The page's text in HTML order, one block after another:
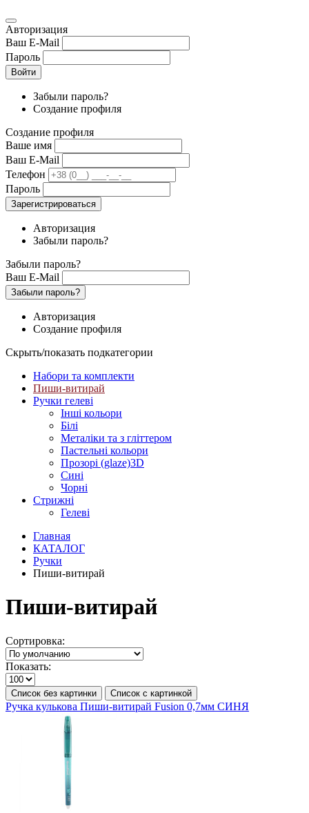
Авторизация
Ваш E-Mail
Пароль
Войти
Забыли пароль?
Создание профиля
Создание профиля
Ваше имя
Ваш E-Mail
Телефон
Пароль
Зарегистрироваться
Авторизация
Забыли пароль?
Забыли пароль?
Ваш E-Mail
Забыли пароль?
Авторизация
Создание профиля
Скрыть/показать подкатегории
Набори та комплекти
Пиши-витирай
Ручки гелеві
Інші кольори
Білі
Металіки та з гліттером
Пастельні кольори
Прозорі (glaze)3D
Сині
Чорні
Стрижні
Гелеві
Главная
КАТАЛОГ
Ручки
Пиши-витирай
Пиши-витирай
Сортировка:
Показать:
Список без картинки Список с картинкой
Ручка кулькова Пиши-витирай Fusion 0,7мм СИНЯ